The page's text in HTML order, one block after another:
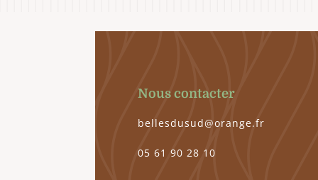
Nous contacter
bellesdusud@orange.fr
05 61 90 28 10